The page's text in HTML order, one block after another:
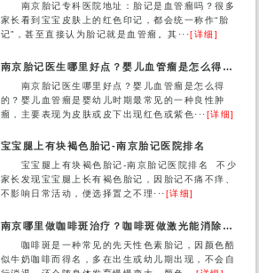
南京胎记专科医院地址：胎记是血管瘤吗？很多
家长看到宝宝皮肤上的红色印记，都会统一称作“胎
记”，甚至直接认为胎记就是血管瘤。其···[详细]
南京胎记医生哪里好点？婴儿血管瘤是怎么得的？
南京胎记医生哪里好点？婴儿血管瘤是怎么得
的？婴儿血管瘤是婴幼儿时期最常见的一种良性肿
瘤，主要表现为皮肤或皮下出现红色或紫色···[详细]
宝宝腿上有块褐色胎记-南京胎记医院排名
宝宝腿上有块褐色胎记-南京胎记医院排名 不少
家长发现宝宝腿上长有褐色胎记，因胎记不痛不痒、
不影响日常活动，便选择置之不理···[详细]
南京哪里做咖啡斑治疗？咖啡斑做激光能消除吗？
咖啡斑是一种常见的先天性色素胎记，因颜色酷
似牛奶咖啡而得名，多在出生或幼儿期出现，不会自